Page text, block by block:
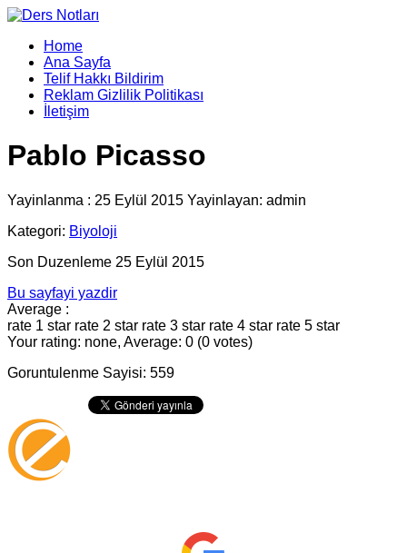
Home
Ana Sayfa
Telif Hakkı Bildirim
Reklam Gizlilik Politikası
İletişim
Pablo Picasso
Yayinlanma : 25 Eylül 2015 Yayinlayan: admin
Kategori: Biyoloji
Son Duzenleme 25 Eylül 2015
Bu sayfayi yazdir
Average :
rate 1 star rate 2 star rate 3 star rate 4 star rate 5 star
Your rating: none, Average: 0 (0 votes)
Goruntulenme Sayisi: 559